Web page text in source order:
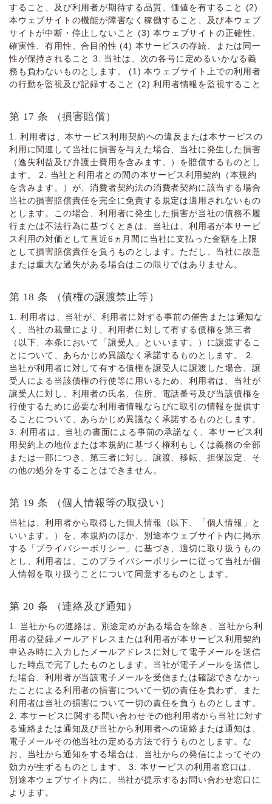
すること、及び利⽤者が期待する品質、価値を有すること (2)
本ウェブサイトの機能が障害なく稼働すること、及び本ウェブ
サイトが中断・停⽌しないこと (3) 本ウェブサイトの正確性、
確実性、有⽤性、合⽬的性 (4) 本サービスの存続、または同⼀
性が保持されること 3. 当社は、次の各号に定めるいかなる義
務も負わないものとします。 (1) 本ウェブサイト上での利⽤者
の⾏動を監視及び記録すること (2) 利⽤者情報を監視すること
第 17 条 （損害賠償）
1. 利⽤者は、本サービス利⽤契約への違反または本サービスの
利⽤に関連して当社に損害を与えた場合、当社に発⽣した損害
（逸失利益及び弁護⼠費⽤を含みます。）を賠償するものとし
ます。 2. 当社と利⽤者との間の本サービス利⽤契約（本規約
を含みます。）が、消費者契約法の消費者契約に該当する場合
当社の損害賠償責任を完全に免責する規定は適⽤されないもの
とします。この場合、利⽤者に発⽣した損害が当社の債務不履
⾏または不法⾏為に基づくときは、当社は、利⽤者が本サービ
ス利⽤の対価として直近6ヵ⽉間に当社に⽀払った⾦額を上限
として損害賠償責任を負うものとします。ただし、当社に故意
または重⼤な過失がある場合はこの限りではありません。
第 18 条 （債権の譲渡禁⽌等）
1. 利⽤者は、当社が、利⽤者に対する事前の催告または通知な
く、当社の裁量により、利⽤者に対して有する債権を第三者
（以下、本条において「譲受⼈」といいます。）に譲渡するこ
とについて、あらかじめ異議なく承諾するものとします。 2.
当社が利⽤者に対して有する債権を譲受⼈に譲渡した場合、譲
受⼈による当該債権の⾏使等に⽤いるため、利⽤者は、当社が
譲受⼈に対し、利⽤者の⽒名、住所、電話番号及び当該債権を
⾏使するために必要な利⽤者情報ならびに取引の情報を提供す
ることについて、あらかじめ異議なく承諾するものとします。
3. 利⽤者は、当社の書⾯による事前の承諾なく、本サービス利
⽤契約上の地位または本規約に基づく権利もしくは義務の全部
または⼀部につき、第三者に対し、譲渡、移転、担保設定、そ
の他の処分をすることはできません。
第 19 条 （個⼈情報等の取扱い）
当社は、利⽤者から取得した個⼈情報（以下、「個⼈情報」と
いいます。）を、本規約のほか、別途本ウェブサイト内に掲⽰
する「プライバシーポリシー」に基づき、適切に取り扱うもの
とし、利⽤者は、このプライバシーポリシーに従って当社が個
⼈情報を取り扱うことについて同意するものとします。
第 20 条 （連絡及び通知）
1. 当社からの連絡は、別途定めがある場合を除き、当社から利
⽤者の登録メールアドレスまたは利⽤者が本サービス利⽤契約
申込み時に⼊⼒したメールアドレスに対して電⼦メールを送信
した時点で完了したものとします。当社が電⼦メールを送信し
た場合、利⽤者が当該電⼦メールを受信または確認できなかっ
たことによる利⽤者の損害について⼀切の責任を負わず、また
利⽤者は当社の損害について⼀切の責任を負うものとします。
2. 本サービスに関する問い合わせその他利⽤者から当社に対す
る連絡または通知及び当社から利⽤者への連絡または通知は、
電⼦メールその他当社の定める⽅法で⾏うものとします。な
お、当社から通知をする場合は、当社からの発信によってその
効⼒が⽣ずるものとします。 3. 本サービスの利⽤者窓⼝は、
別途本ウェブサイト内に、当社が提⽰するお問い合わせ窓⼝に
よります。